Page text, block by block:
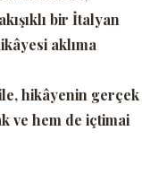
bir İtalyan
aklıma
hikâyenin gerçek
ve hem de içtimai